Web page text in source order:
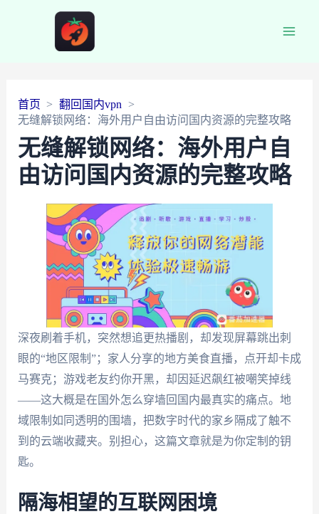
首页
翻回国内vpn
无缝解锁网络：海外用户自由访问国内资源的完整攻略
无缝解锁网络：海外用户自
由访问国内资源的完整攻略
深夜刷着手机，突然想追更热播剧，却发现屏幕跳出刺
眼的“地区限制”；家人分享的地方美食直播，点开却卡成
马赛克；游戏老友约你开黑，却因延迟飙红被嘲笑掉线
——这大概是在国外怎么穿墙回国内最真实的痛点。地
域限制如同透明的围墙，把数字时代的家乡隔成了触不
到的云端收藏夹。别担心，这篇文章就是为你定制的钥
匙。
隔海相望的互联网困境